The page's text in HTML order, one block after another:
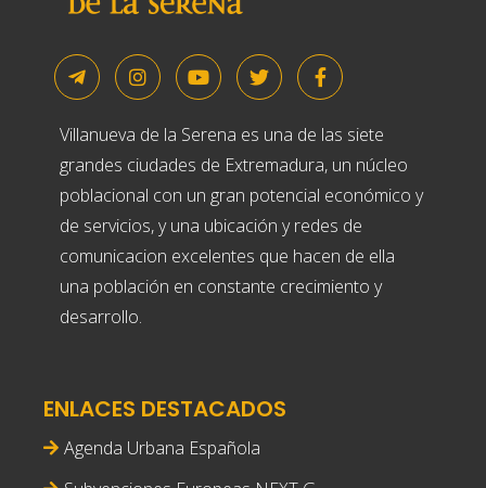
Villanueva de la Serena es una de las siete
grandes ciudades de Extremadura, un núcleo
poblacional con un gran potencial económico y
de servicios, y una ubicación y redes de
comunicacion excelentes que hacen de ella
una población en constante crecimiento y
desarrollo.
ENLACES DESTACADOS
Agenda Urbana Española